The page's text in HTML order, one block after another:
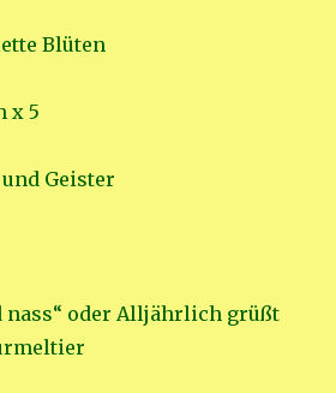
Blüten
x 5
Geister
nass“ oder Alljährlich grüßt